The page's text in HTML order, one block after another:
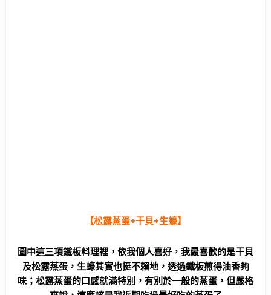
【松露蒸蛋+干貝+生蠔】
圖中這三項鐵板料理裡，依我個人喜好，我最喜歡的是干貝
及松露蒸蛋，生蠔其實也挺不賴地，透過鐵板煎得油香夠
味；松露蒸蛋的口感就滿特別，有別於一般的蒸蛋，但嚴格